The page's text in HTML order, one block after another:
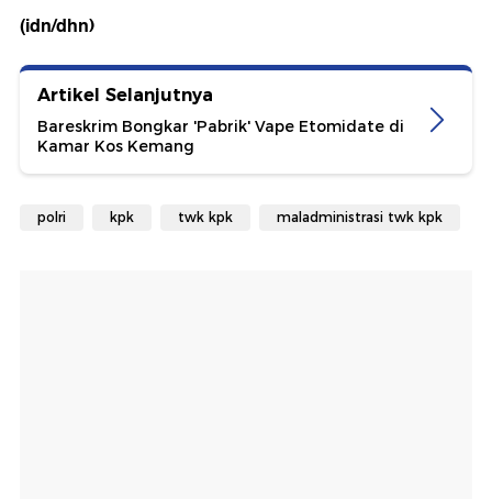
(idn/dhn)
Artikel Selanjutnya
Bareskrim Bongkar 'Pabrik' Vape Etomidate di
Kamar Kos Kemang
polri kpk twk kpk maladministrasi twk kpk